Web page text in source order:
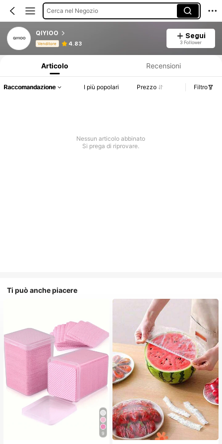
Cerca nel Negozio
QIYIOO
Venditore 4.83
Segui
3 Follower
Articolo Recensioni
Raccomandazione I più popolari Prezzo Filtro
Nessun articolo abbinato
Si prega di riprovare.
Ti può anche piacere
9